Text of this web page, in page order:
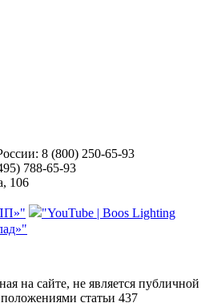
8 (800) 250-65-93
788-65-93
106
"YouTube | Boos Lighting
на сайте, не является публичной
статьи 437